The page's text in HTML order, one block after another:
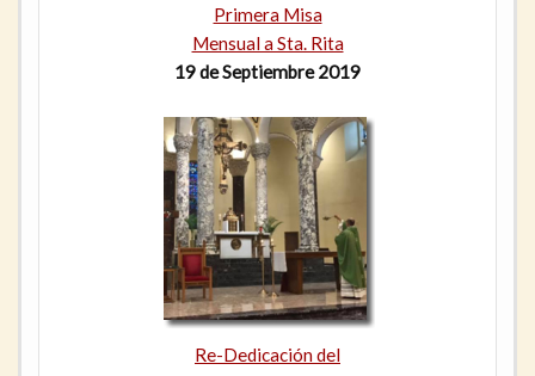
Primera Misa
Mensual a Sta. Rita
19 de Septiembre 2019
Re-Dedicación del